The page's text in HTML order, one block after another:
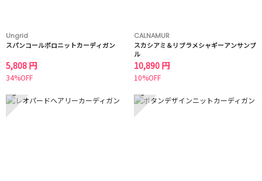
Ungrid
スパンコールポロニットカーディガン
5,808 円
34%OFF
CALNAMUR
スカシアミ＆リブラメシャギーアンサンブ
ル
10,890 円
10%OFF
5 6